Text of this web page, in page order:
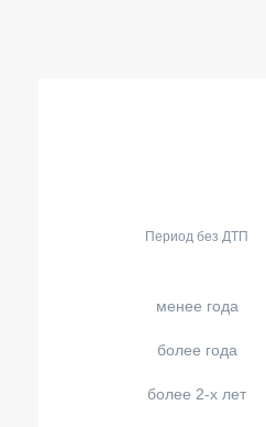
Период без ДТП
менее года
более года
более 2-х лет